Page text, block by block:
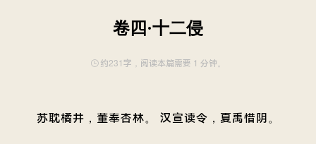
卷四·十二侵
约231字，阅读本篇需要 1 分钟。
苏耽橘井，董奉杏林。 汉宣读令，夏禹惜阴。